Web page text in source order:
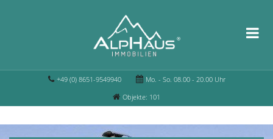
+49 (0) 8651-9549940
Mo. - So. 08.00 - 20.00 Uhr
Objekte: 101